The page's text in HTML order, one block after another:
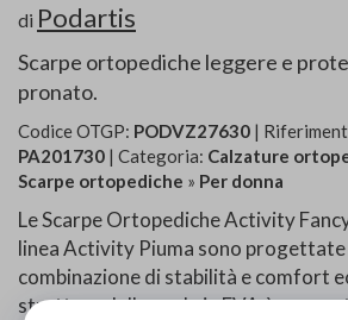
di Podartis
Scarpe ortopediche leggere e
pronato.
Codice OTGP: PODVZ27630 |
PA201730 | Categoria: Calzature
Scarpe ortopediche » Per donna
Le Scarpe Ortopediche Activity
linea Activity Piuma sono
combinazione di stabilità e comfort
struttura della suola in EVA è